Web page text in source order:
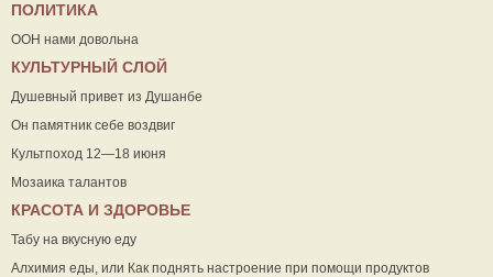
ПОЛИТИКА
ООН нами довольна
КУЛЬТУРНЫЙ СЛОЙ
Душевный привет из Душанбе
Он памятник себе воздвиг
Культпоход 12—18 июня
Мозаика талантов
КРАСОТА И ЗДОРОВЬЕ
Табу на вкусную еду
Алхимия еды, или Как поднять настроение при помощи продуктов